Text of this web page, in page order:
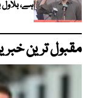
ہے، بلاول
مقبول ترین